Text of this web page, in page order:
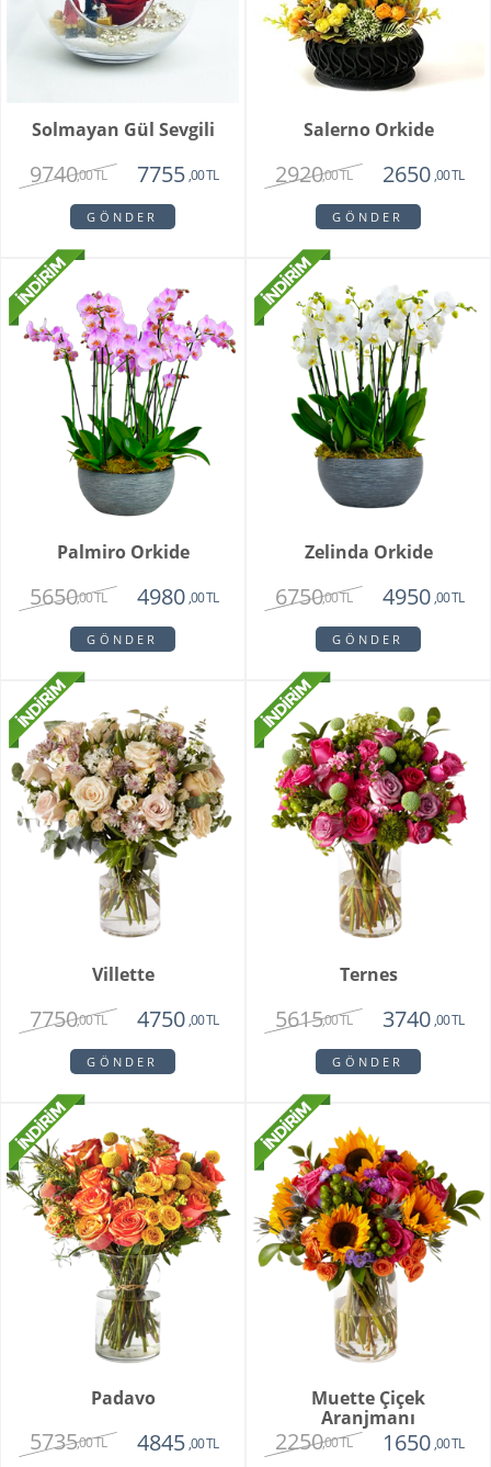
Solmayan Gül Sevgili
9740,00 TL 7755 ,00 TL
GÖNDER
Salerno Orkide
2920,00 TL 2650 ,00 TL
GÖNDER
Palmiro Orkide
5650,00 TL 4980 ,00 TL
GÖNDER
Zelinda Orkide
6750,00 TL 4950 ,00 TL
GÖNDER
Villette
7750,00 TL 4750,00 TL
GÖNDER
Ternes
5615,00 TL 3740,00 TL
GÖNDER
Padavo
5735,00 TL 4845 ,00 TL
Muette Çiçek
Aranjmanı
2250,00 TL 1650 ,00 TL